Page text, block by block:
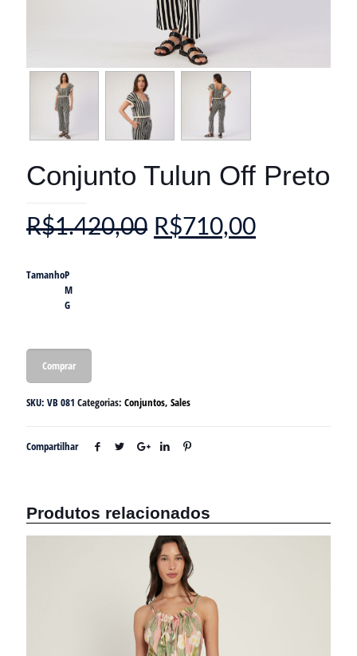
Conjunto Tulun Off Preto
R$1.420,00 R$710,00
TamanhoP
M
G
Comprar
SKU: VB 081 Categorias: Conjuntos, Sales
Compartilhar
Produtos relacionados